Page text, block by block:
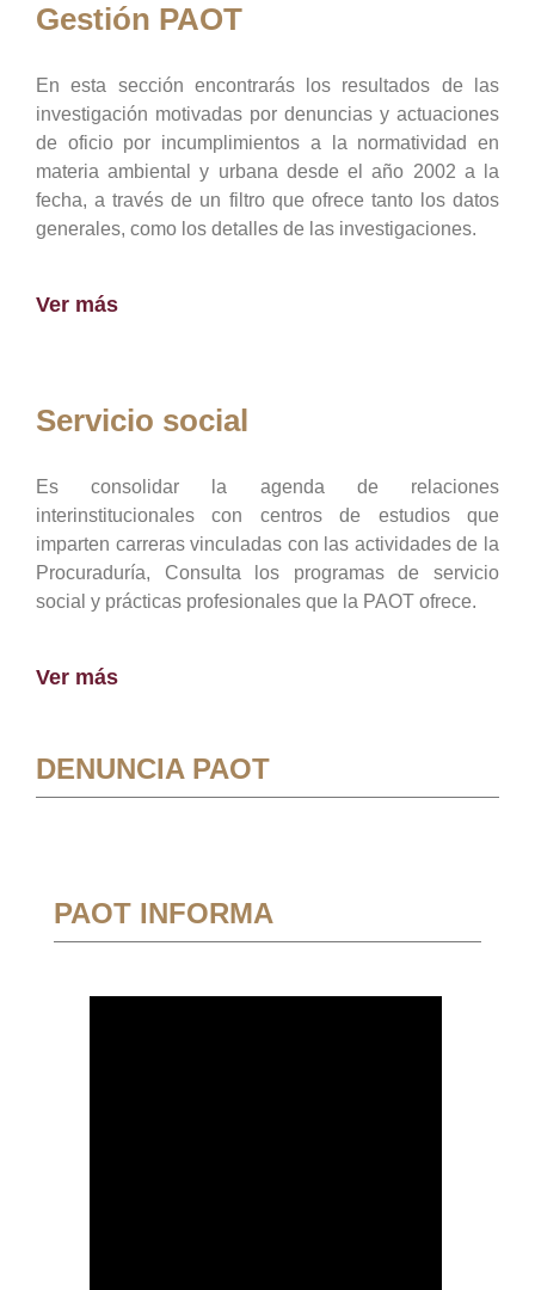
Gestión PAOT
En esta sección encontrarás los resultados de las
investigación motivadas por denuncias y actuaciones
de oficio por incumplimientos a la normatividad en
materia ambiental y urbana desde el año 2002 a la
fecha, a través de un filtro que ofrece tanto los datos
generales, como los detalles de las investigaciones.
Ver más
Servicio social
Es consolidar la agenda de relaciones
interinstitucionales con centros de estudios que
imparten carreras vinculadas con las actividades de la
Procuraduría, Consulta los programas de servicio
social y prácticas profesionales que la PAOT ofrece.
Ver más
DENUNCIA PAOT
PAOT INFORMA